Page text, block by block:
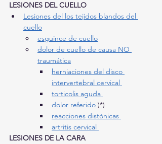
LESIONES DEL CUELLO
Lesiones del los tejidos blandos del
cuello
esguince de cuello
dolor de cuello de causa NO
traumática
herniaciones del disco
intervertebral cervical
torticolis aguda
dolor referido )*)
reacciones distónicas
artritis cervical
LESIONES DE LA CARA